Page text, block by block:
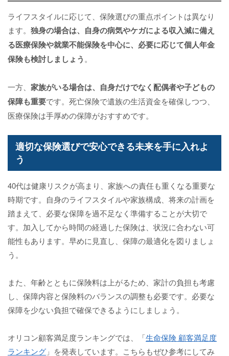
ライフスタイルに応じて、保険選びの重点ポイントは異なり
ます。 独身の場合は、自身の病気やケガによる収入減に備え
る医療保険や就業不能保険を中心に、必要に応じて個人年金
保険も検討しましょう。
一方、 家族がいる場合は、自身だけでなく配偶者や子どもの
保障も重要です。死亡保険で遺族の生活資金を確保しつつ、
医療保険は手厚めの保障がおすすめです。
適切な保険選びで安心できる未来を手に入れよ
う
40代は健康リスクが高まり、家族への責任も重くなる重要な
時期です。自身のライフスタイルや家族構成、将来の計画を
踏まえて、必要な保障を過不足なく準備することが大切で
す。加入してから時間の経過した保険は、状況に合わない可
能性もあります。早めに見直し、保障の最適化を図りましょ
う。
また、年齢とともに保険料は上がるため、家計の負担も考慮
し、保障内容と保険料のバランスの調整も必要です。必要な
保障を少ない負担で確保できるようにしましょう。
オリコン顧客満足度ランキングでは、「生命保険 顧客満足度
ランキング 」を発表しています。こちらもぜひ参考にしてみ